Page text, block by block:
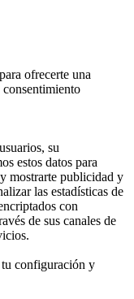
ofrecerte una
su
estos datos para
mostrarte publicidad y
las estadísticas de
con
de sus canales de
tu configuración y